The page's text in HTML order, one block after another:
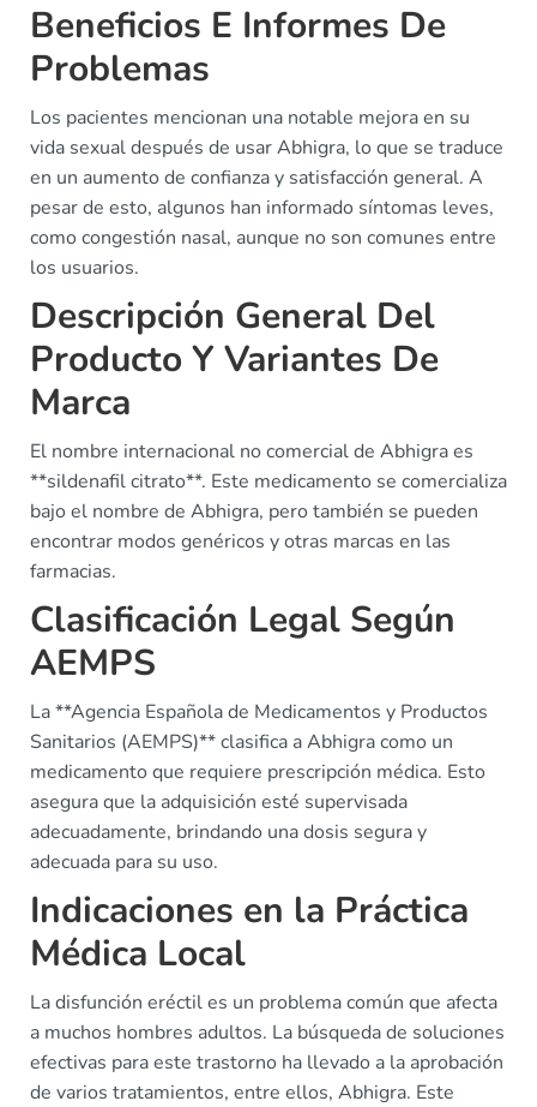
Beneficios E Informes De
Problemas
Los pacientes mencionan una notable mejora en su
vida sexual después de usar Abhigra, lo que se traduce
en un aumento de confianza y satisfacción general. A
pesar de esto, algunos han informado síntomas leves,
como congestión nasal, aunque no son comunes entre
los usuarios.
Descripción General Del
Producto Y Variantes De
Marca
El nombre internacional no comercial de Abhigra es
**sildenafil citrato**. Este medicamento se comercializa
bajo el nombre de Abhigra, pero también se pueden
encontrar modos genéricos y otras marcas en las
farmacias.
Clasificación Legal Según
AEMPS
La **Agencia Española de Medicamentos y Productos
Sanitarios (AEMPS)** clasifica a Abhigra como un
medicamento que requiere prescripción médica. Esto
asegura que la adquisición esté supervisada
adecuadamente, brindando una dosis segura y
adecuada para su uso.
Indicaciones en la Práctica
Médica Local
La disfunción eréctil es un problema común que afecta
a muchos hombres adultos. La búsqueda de soluciones
efectivas para este trastorno ha llevado a la aprobación
de varios tratamientos, entre ellos, Abhigra. Este